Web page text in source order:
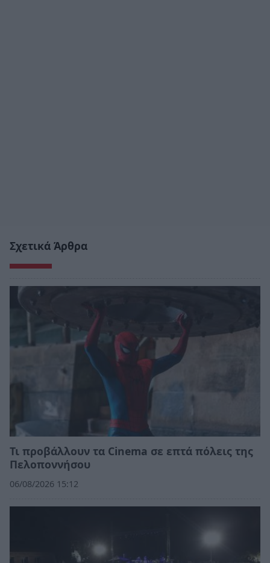
Σχετικά Άρθρα
Τι προβάλλουν τα Cinema σε επτά πόλεις της
Πελοποννήσου
06/08/2026 15:12